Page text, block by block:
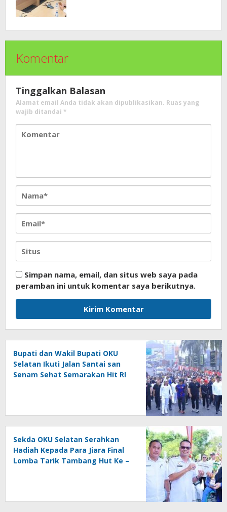
Komentar
Tinggalkan Balasan
Alamat email Anda tidak akan dipublikasikan. Ruas yang
wajib ditandai *
Simpan nama, email, dan situs web saya pada
peramban ini untuk komentar saya berikutnya.
Bupati dan Wakil Bupati OKU
Selatan Ikuti Jalan Santai san
Senam Sehat Semarakan Hit RI
Sekda OKU Selatan Serahkan
Hadiah Kepada Para Jiara Final
Lomba Tarik Tambang Hut Ke –